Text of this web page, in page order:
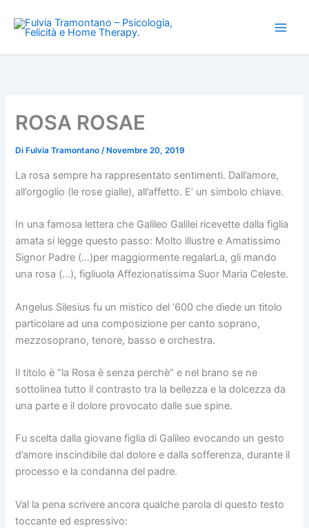
contenuto
ROSA ROSAE
Di Fulvia Tramontano/ Novembre 20, 2019
La rosa sempre ha rappresentato sentimenti. Dall’amore,
all’orgoglio (le rose gialle), all’affetto. E’ un simbolo chiave.
In una famosa lettera che Galileo Galilei ricevette dalla figlia
amata si legge questo passo: Molto illustre e Amatissimo
Signor Padre (…)per maggiormente regalarLa, gli mando
una rosa (…), figliuola Affezionatissima Suor Maria Celeste.
Angelus Silesius fu un mistico del ‘600 che diede un titolo
particolare ad una composizione per canto soprano,
mezzosoprano, tenore, basso e orchestra.
Il titolo è “la Rosa è senza perchè” e nel brano se ne
sottolinea tutto il contrasto tra la bellezza e la dolcezza da
una parte e il dolore provocato dalle sue spine.
Fu scelta dalla giovane figlia di Galileo evocando un gesto
d’amore inscindibile dal dolore e dalla sofferenza, durante il
processo e la condanna del padre.
Val la pena scrivere ancora qualche parola di questo testo
toccante ed espressivo: